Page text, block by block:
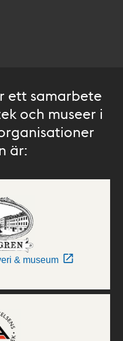
ett samarbete
och museer i
är:
& museum